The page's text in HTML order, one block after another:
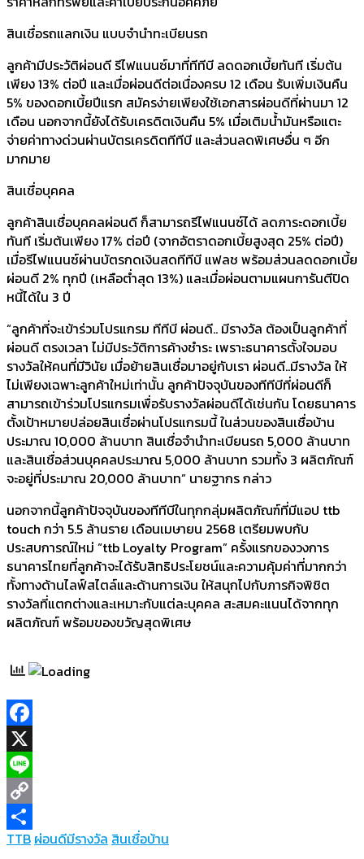
สินเชื่อรถแลกเงิน แบบจำนำทะเบียนรถ
ลูกค้ามีประวัติผ่อนดี รีไฟแนนซ์มาที่ทีทีบี ลดดอกเบี้ยทันที เริ่มต้น
เพียง 13% ต่อปี และเมื่อผ่อนดีต่อเนื่องครบ 12 เดือน รับเพิ่มเงินคืน
5% ของดอกเบี้ยปีแรก สมัครง่ายเพียงใช้เอกสารผ่อนดีที่ผ่านมา 12
เดือน นอกจากนี้ยังได้รับเครดิตเงินคืน 5% เมื่อเติมน้ำมันหรือแตะ
จ่ายค่าทางด่วนผ่านบัตรเครดิตทีทีบี และส่วนลดพิเศษอื่น ๆ อีก
มากมาย
สินเชื่อบุคคล
ลูกค้าสินเชื่อบุคคลผ่อนดี ก็สามารถรีไฟแนนซ์ได้ ลดภาระดอกเบี้ย
ทันที เริ่มต้นเพียง 17% ต่อปี (จากอัตราดอกเบี้ยสูงสุด 25% ต่อปี)
เมื่อรีไฟแนนซ์ผ่านบัตรกดเงินสดทีทีบี แฟลช พร้อมส่วนลดดอกเบี้ย
ผ่อนดี 2% ทุกปี (เหลือต่ำสุด 13%) และเมื่อผ่อนตามแผนการันตีปิด
หนี้ได้ใน 3 ปี
“ลูกค้าที่จะเข้าร่วมโปรแกรม ทีทีบี ผ่อนดี.. มีรางวัล ต้องเป็นลูกค้าที่
ผ่อนดี ตรงเวลา ไม่มีประวัติการค้างชำระ เพราะธนาคารตั้งใจมอบ
รางวัลให้คนที่มีวินัย เมื่อย้ายสินเชื่อมาอยู่กับเรา ผ่อนดี..มีรางวัล ให้
ไม่เพียงเฉพาะลูกค้าใหม่เท่านั้น ลูกค้าปัจจุบันของทีทีบีที่ผ่อนดีก็
สามารถเข้าร่วมโปรแกรมเพื่อรับรางวัลผ่อนดีได้เช่นกัน โดยธนาคาร
ตั้งเป้าหมายปล่อยสินเชื่อผ่านโปรแกรมนี้ ในส่วนของสินเชื่อบ้าน
ประมาณ 10,000 ล้านบาท สินเชื่อจำนำทะเบียนรถ 5,000 ล้านบาท
และสินเชื่อส่วนบุคคลประมาณ 5,000 ล้านบาท รวมทั้ง 3 ผลิตภัณฑ์
จะอยู่ที่ประมาณ 20,000 ล้านบาท” นายฐากร กล่าว
นอกจากนี้ลูกค้าปัจจุบันของทีทีบีในทุกกลุ่มผลิตภัณฑ์ที่มีแอป ttb
touch กว่า 5.5 ล้านราย เดือนเมษายน 2568 เตรียมพบกับ
ประสบการณ์ใหม่ “ttb Loyalty Program” ครั้งแรกของวงการ
ธนาคารไทยที่ลูกค้าจะได้รับสิทธิประโยชน์และความคุ้มค่าที่มากกว่า
ทั้งทางด้านไลฟ์สไตล์และด้านการเงิน ให้สนุกไปกับภารกิจพิชิต
รางวัลที่แตกต่างและเหมาะกับแต่ละบุคคล สะสมคะแนนได้จากทุก
ผลิตภัณฑ์ พร้อมของขวัญสุดพิเศษ
Facebook
X
Line
Copy
Link
Share
TTB ผ่อนดีมีรางวัล สินเชื่อบ้าน